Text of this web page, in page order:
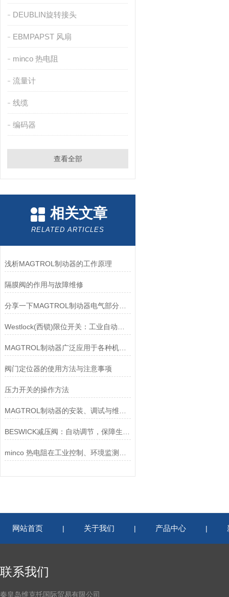
DEUBLIN旋转接头
EBMPAPST 风扇
minco 热电阻
流量计
线缆
编码器
查看全部
相关文章
RELATED ARTICLES
浅析MAGTROL制动器的工作原理
隔膜阀的作用与故障维修
MAGTROL制动器广泛应用于各种机械设备和交通工具中
阀门定位器的使用方法与注意事项
压力开关的操作方法
网站首页 | 关于我们 | 产品中心 |
联系我们
秦皇岛维克托国际贸易有限公司